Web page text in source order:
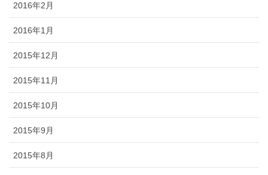
2016年2月
2016年1月
2015年12月
2015年11月
2015年10月
2015年9月
2015年8月